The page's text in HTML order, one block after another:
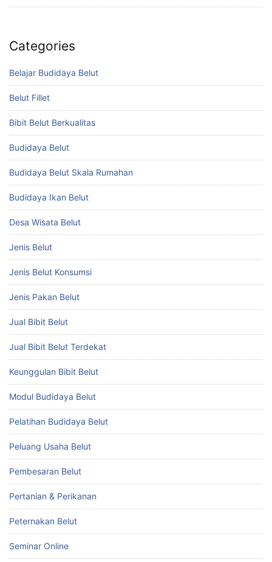
Categories
Belajar Budidaya Belut
Belut Fillet
Bibit Belut Berkualitas
Budidaya Belut
Budidaya Belut Skala Rumahan
Budidaya Ikan Belut
Desa Wisata Belut
Jenis Belut
Jenis Belut Konsumsi
Jenis Pakan Belut
Jual Bibit Belut
Jual Bibit Belut Terdekat
Keunggulan Bibit Belut
Modul Budidaya Belut
Pelatihan Budidaya Belut
Peluang Usaha Belut
Pembesaran Belut
Pertanian & Perikanan
Peternakan Belut
Seminar Online